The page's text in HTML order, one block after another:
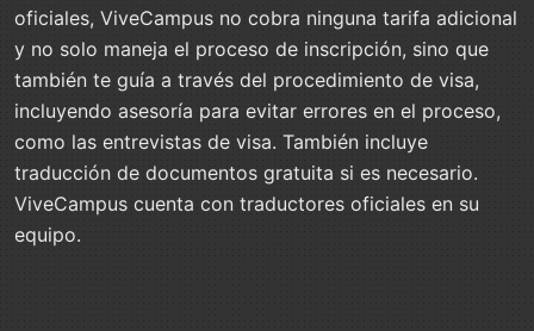
oficiales, ViveCampus no cobra ninguna tarifa adicional
y no solo maneja el proceso de inscripción, sino que
también te guía a través del procedimiento de visa,
incluyendo asesoría para evitar errores en el proceso,
como las entrevistas de visa. También incluye
traducción de documentos gratuita si es necesario.
ViveCampus cuenta con traductores oficiales en su
equipo.